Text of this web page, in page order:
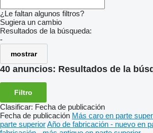
¿Le faltan algunos filtros?
Sugiera un cambio
Resultados de la búsqueda:
-
mostrar
40 anuncios: Resultados de la
Filtro
Clasificar: Fecha de publicación
Fecha de publicación Más caro en parte
parte superiorAño de fabricación - nuevo en